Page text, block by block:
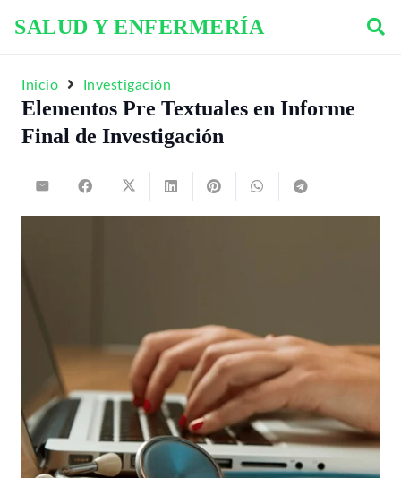
SALUD Y ENFERMERÍA
Inicio Investigación
Elementos Pre Textuales en Informe
Final de Investigación